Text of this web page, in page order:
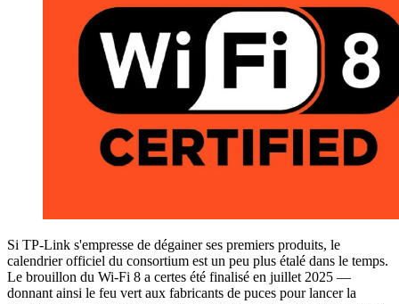
Si TP-Link s'empresse de dégainer ses premiers produits, le
calendrier officiel du consortium est un peu plus étalé dans le temps.
Le brouillon du Wi-Fi 8 a certes été finalisé en juillet 2025 —
donnant ainsi le feu vert aux fabricants de puces pour lancer la